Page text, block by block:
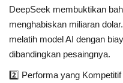
DeepSeek membuktikan
menghabiskan miliaran
melatih model AI dengan
dibandingkan pesaingnya.
2️⃣ Performa yang Kompetitif